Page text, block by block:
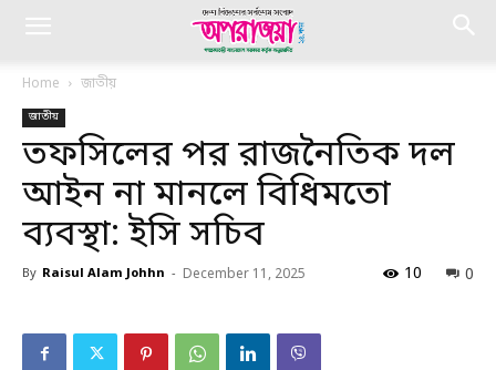
Home জাতীয়
জাতীয়
তফসিলের পর রাজনৈতিক দল
আইন না মানলে বিধিমতো
ব্যবস্থা: ইসি সচিব
By Raisul Alam Johhn - December 11, 2025 0
10